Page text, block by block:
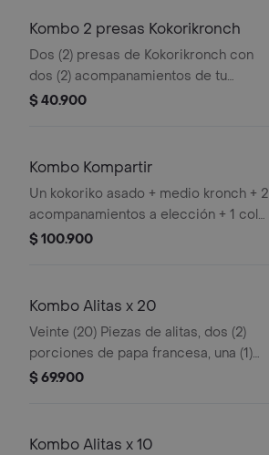
Kombo 2 presas Kokorikronch
Dos (2) presas de Kokorikronch con
dos (2) acompanamientos de tu
eleccion, una (1) Coca Cola 400 ml y 1
$ 40.900
Kombo Kompartir
Un kokoriko asado + medio kronch + 2
acompanamientos a elección + 1 cola
y pola 1.5 Ltros
$ 100.900
Kombo Alitas x 20
Veinte (20) Piezas de alitas, dos (2)
porciones de papa francesa, una (1)
Coca cola 1.5 lt,1 opción salsa alitas y
$ 69.900
Kombo Alitas x 10